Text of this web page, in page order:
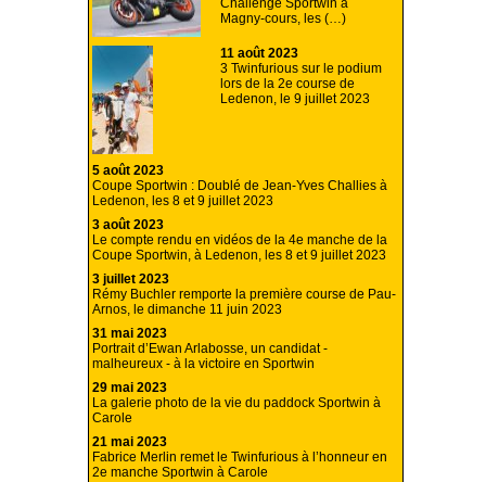
Challenge Sportwin à
Magny-cours, les (…)
11 août 2023
3 Twinfurious sur le podium
lors de la 2e course de
Ledenon, le 9 juillet 2023
5 août 2023
Coupe Sportwin : Doublé de Jean-Yves Challies à
Ledenon, les 8 et 9 juillet 2023
3 août 2023
Le compte rendu en vidéos de la 4e manche de la
Coupe Sportwin, à Ledenon, les 8 et 9 juillet 2023
3 juillet 2023
Rémy Buchler remporte la première course de Pau-
Arnos, le dimanche 11 juin 2023
31 mai 2023
Portrait d’Ewan Arlabosse, un candidat -
malheureux - à la victoire en Sportwin
29 mai 2023
La galerie photo de la vie du paddock Sportwin à
Carole
21 mai 2023
Fabrice Merlin remet le Twinfurious à l’honneur en
2e manche Sportwin à Carole